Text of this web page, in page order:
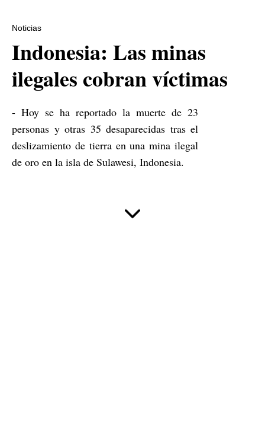
Noticias
Indonesia: Las minas
ilegales cobran víctimas
- Hoy se ha reportado la muerte de 23
personas y otras 35 desaparecidas tras el
deslizamiento de tierra en una mina ilegal
de oro en la isla de Sulawesi, Indonesia.